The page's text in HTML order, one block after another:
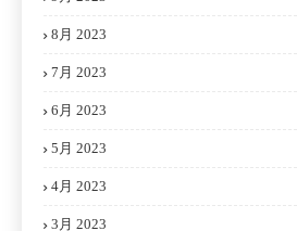
8月 2023
7月 2023
6月 2023
5月 2023
4月 2023
3月 2023